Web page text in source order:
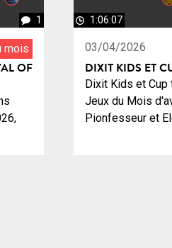
1
mois
OF
1:06:07
03/04/2026
DIXIT KIDS ET
Dixit Kids et Cup
Jeux du Mois
Pionfesseur et